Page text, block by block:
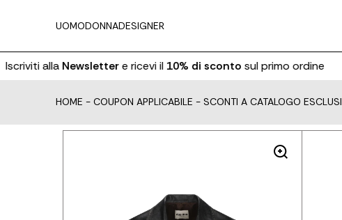
UOMODONNADESIGNER
allaNewslettere ricevi il10% di scontosul primo ordine
HOME - COUPON APPLICABILE - SCONTI A CATALOGO ESCLUSI